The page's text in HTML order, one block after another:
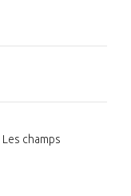
Les champs